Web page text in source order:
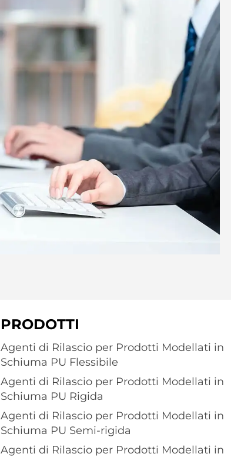
PRODOTTI
Agenti di Rilascio per Prodotti Modellati in
Schiuma PU Flessibile
Agenti di Rilascio per Prodotti Modellati in
Schiuma PU Rigida
Agenti di Rilascio per Prodotti Modellati in
Schiuma PU Semi-rigida
Agenti di Rilascio per Prodotti Modellati in